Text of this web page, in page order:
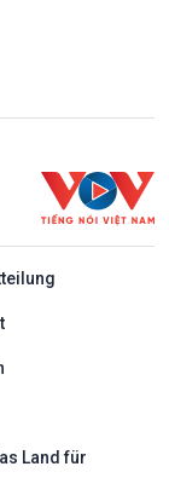
Land für